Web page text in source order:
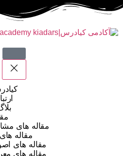
مقاله های
مقاله
مقاله های
مقاله های